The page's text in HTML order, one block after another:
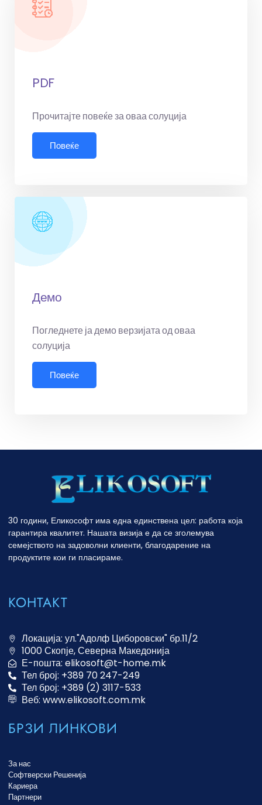
PDF
Прочитајте повеќе за оваа солуција
Повеќе
Демо
Погледнете ја демо верзијата од оваа
солуција
Повеќе
30 години, Еликософт има една единствена цел: работа која
гарантира квалитет. Нашата визија е да се зголемува
семејството на задоволни клиенти, благодарение на
продуктите кои ги пласираме.
КОНТАКТ
Локација: ул."Адолф Циборовски" бр.11/2
1000 Скопје, Северна Македонија
Е-пошта: elikosoft@t-home.mk
Тел број: +389 70 247-249
Тел број: +389 (2) 3117-533
Веб: www.elikosoft.com.mk
БРЗИ ЛИНКОВИ
За нас
Софтверски Решенија
Кариера
Партнери